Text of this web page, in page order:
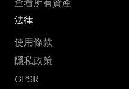
法律
使用條款
隱私政策
GPSR